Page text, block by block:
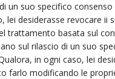
suo specifico consenso
desiderasse revocare
trattamento basata sul
sul rilascio di un suo
in ogni caso, lei
farlo modificando le